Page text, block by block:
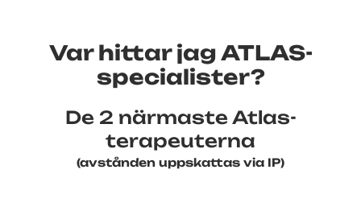
Var hittar jag ATLAS-
specialister?
De 2 närmaste Atlas-
terapeuterna
(avstånden uppskattas via IP)